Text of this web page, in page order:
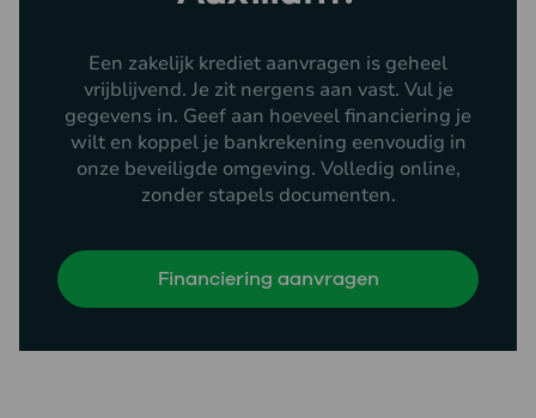
ouderdomsanalyse.
Een zakelijk krediet aanvragen is geheel
vrijblijvend. Je zit nergens aan vast. Vul je
gegevens in. Geef aan hoeveel financiering je
wilt en koppel je bankrekening eenvoudig in
onze beveiligde omgeving. Volledig online,
zonder stapels documenten.
Financiering aanvragen